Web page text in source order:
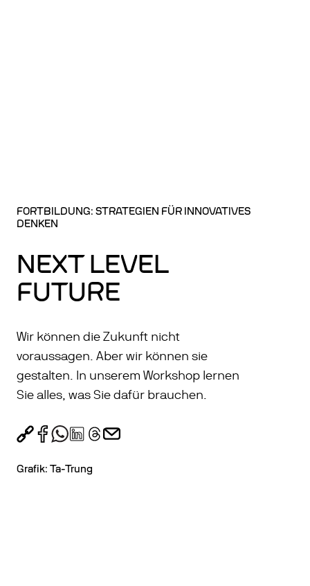
FORTBILDUNG: STRATEGIEN FÜR INNOVATIVES
DENKEN
NEXT LEVEL
FUTURE
Wir können die Zukunft nicht
voraussagen. Aber wir können sie
gestalten. In unserem Workshop lernen
Sie alles, was Sie dafür brauchen.
Grafik: Ta-Trung